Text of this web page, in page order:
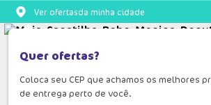
Ver ofertasda minha cidade
Quer ofertas?
Coloca seu CEP que achamos os melhores
de entrega perto de você.